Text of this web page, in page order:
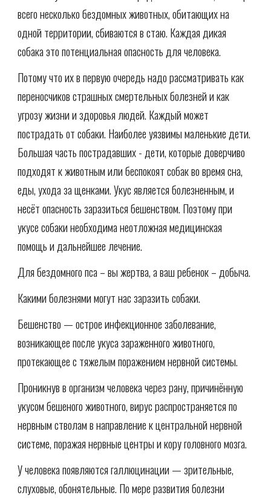
всего несколько бездомных животных, обитающих на
одной территории, сбиваются в стаю. Каждая дикая
собака это потенциальная опасность для человека.
Потому что их в первую очередь надо рассматривать как
переносчиков страшных смертельных болезней и как
угрозу жизни и здоровья людей. Каждый может
пострадать от собаки. Наиболее уязвимы маленькие дети.
Большая часть пострадавших - дети, которые доверчиво
подходят к животным или беспокоят собак во время сна,
еды, ухода за щенками. Укус является болезненным, и
несёт опасность заразиться бешенством. Поэтому при
укусе собаки необходима неотложная медицинская
помощь и дальнейшее лечение.
Для бездомного пса – вы жертва, а ваш ребенок – добыча.
Какими болезнями могут нас заразить собаки.
Бешенство — острое инфекционное заболевание,
возникающее после укуса зараженного животного,
протекающее с тяжелым поражением нервной системы.
Проникнув в организм человека через рану, причинённую
укусом бешеного животного, вирус распространяется по
нервным стволам в направление к центральной нервной
системе, поражая нервные центры и кору головного мозга.
У человека появляются галлюцинации — зрительные,
слуховые, обонятельные. По мере развития болезни